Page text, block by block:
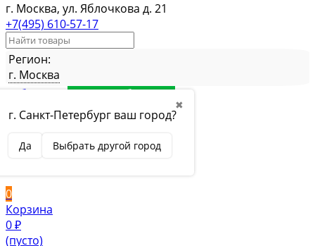
г. Москва, ул. Яблочкова д. 21
+7(495) 610-57-17
Регион:
г. Москва
✖
г. Санкт-Петербург ваш город?
Да Выбрать другой город
Избранное Товар в избранном
СравнениеТовар в сравнении
Вход
Вход
0
Корзина
0 ₽
(пусто)